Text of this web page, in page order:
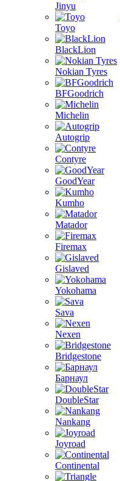
Jinyu
Toyo
BlackLion
Nokian Tyres
BFGoodrich
Michelin
Autogrip
Contyre
GoodYear
Kumho
Matador
Firemax
Gislaved
Yokohama
Sava
Nexen
Bridgestone
Барнаул
DoubleStar
Nankang
Joyroad
Continental